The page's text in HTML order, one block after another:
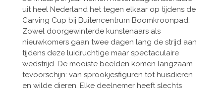
uit heel Nederland het tegen elkaar op tijdens de
Carving Cup bij Buitencentrum Boomkroonpad.
Zowel doorgewinterde kunstenaars als
nieuwkomers gaan twee dagen lang de strijd aan
tijdens deze luidruchtige maar spectaculaire
wedstrijd. De mooiste beelden komen langzaam
tevoorschijn: van sprookjesfiguren tot huisdieren
en wilde dieren. Elke deelnemer heeft slechts